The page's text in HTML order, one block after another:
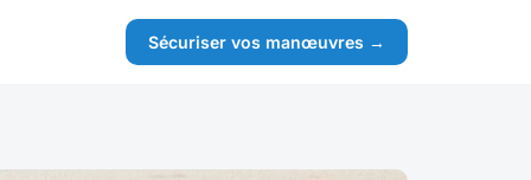
Sécuriser vos manœuvres →